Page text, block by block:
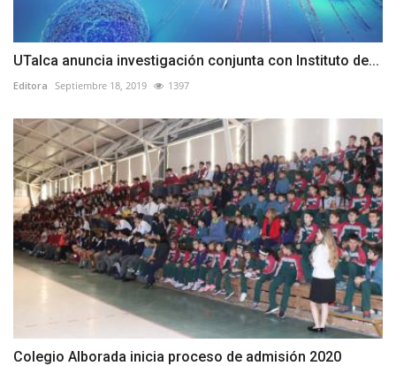
UTalca anuncia investigación conjunta con Instituto de...
Editora Septiembre 18, 2019 1397
Colegio Alborada inicia proceso de admisión 2020